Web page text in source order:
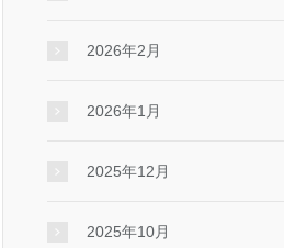
2026年2月
2026年1月
2025年12月
2025年10月